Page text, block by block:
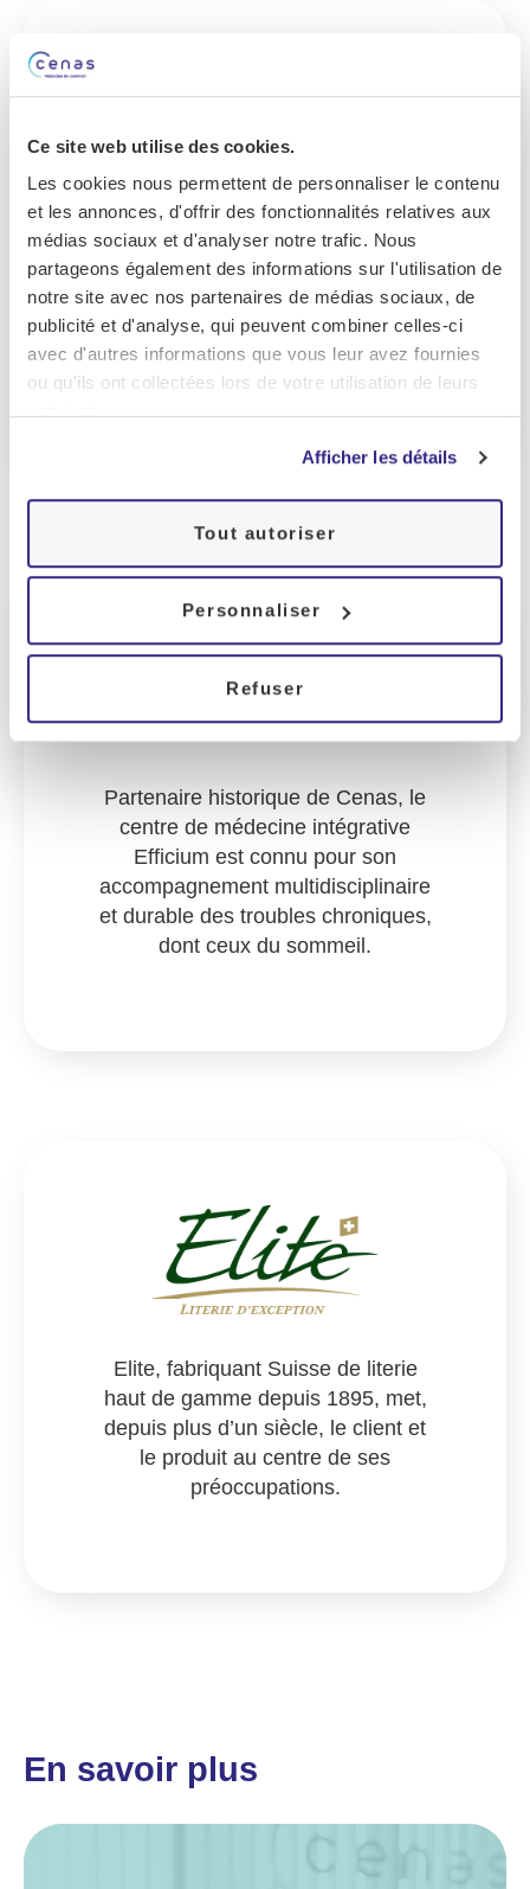
Ce site web utilise des cookies.
Les cookies nous permettent de personnaliser le contenu
et les annonces, d'offrir des fonctionnalités relatives aux
médias sociaux et d'analyser notre trafic. Nous
partageons également des informations sur l'utilisation de
notre site avec nos partenaires de médias sociaux, de
publicité et d'analyse, qui peuvent combiner celles-ci
avec d'autres informations que vous leur avez fournies
ou qu'ils ont collectées lors de votre utilisation de leurs
Afficher les détails
Tout autoriser
Personnaliser
Refuser
SOS Oxygène S.A assure la prise
en charge, à domicile, des patients
atteints d’insuffisance respiratoire,
24h/24 et 7j/7, et garantit à chacun
des patients une prestation de
santé sécurisante et facilitatrice.
Partenaire historique de Cenas, le
centre de médecine intégrative
Efficium est connu pour son
accompagnement multidisciplinaire
et durable des troubles chroniques,
dont ceux du sommeil.
Elite, fabriquant Suisse de literie
haut de gamme depuis 1895, met,
depuis plus d’un siècle, le client et
le produit au centre de ses
préoccupations.
En savoir plus